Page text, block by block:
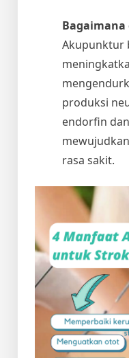
Akupunktur
produksi
endorfin
rasa sakit.